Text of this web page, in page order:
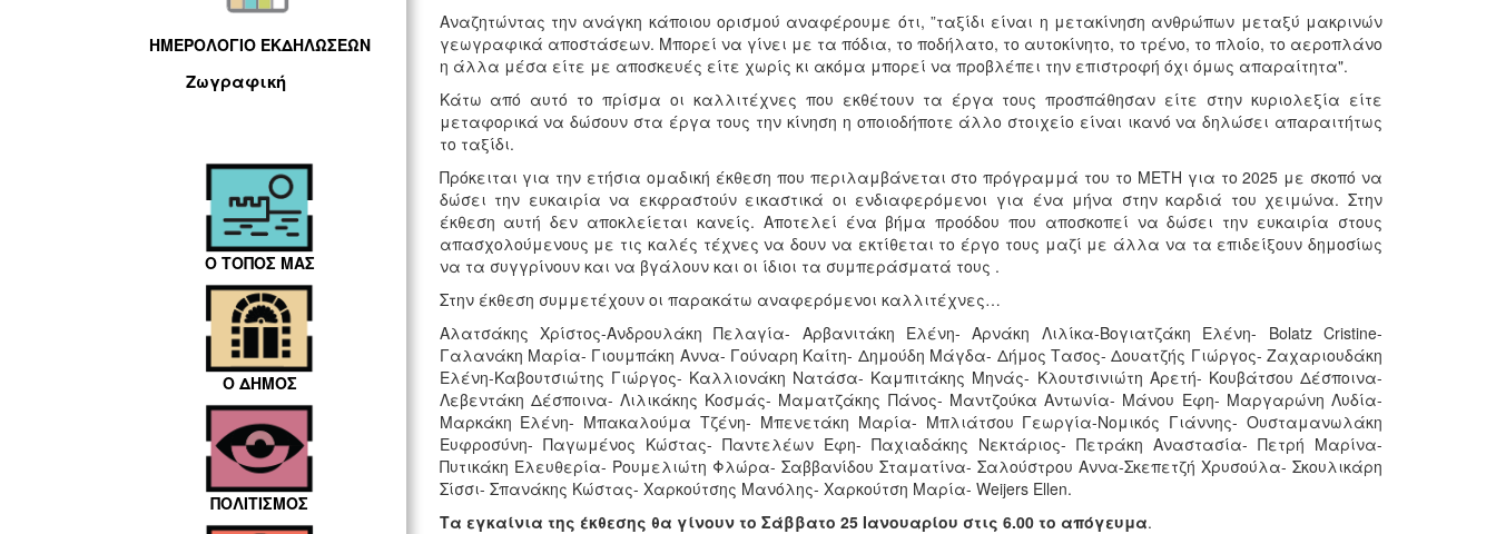
ΗΜΕΡΟΛΟΓΙΟ ΕΚΔΗΛΩΣΕΩΝ
Ζωγραφική
Ο ΤΟΠΟΣ ΜΑΣ
Ο ΔΗΜΟΣ
ΠΟΛΙΤΙΣΜΟΣ
Αναζητώντας την ανάγκη κάποιου ορισμού αναφέρουμε ότι, ”ταξίδι είναι η μετακίνηση ανθρώπων μεταξύ μακρινών
γεωγραφικά αποστάσεων. Μπορεί να γίνει με τα πόδια, το ποδήλατο, το αυτοκίνητο, το τρένο, το πλοίο, το αεροπλάνο
η άλλα μέσα είτε με αποσκευές είτε χωρίς κι ακόμα μπορεί να προβλέπει την επιστροφή όχι όμως απαραίτητα".
Κάτω από αυτό το πρίσμα οι καλλιτέχνες που εκθέτουν τα έργα τους προσπάθησαν είτε στην κυριολεξία είτε
μεταφορικά να δώσουν στα έργα τους την κίνηση η οποιοδήποτε άλλο στοιχείο είναι ικανό να δηλώσει απαραιτήτως
το ταξίδι.
Πρόκειται για την ετήσια ομαδική έκθεση που περιλαμβάνεται στο πρόγραμμά του το ΜΕΤΗ για το 2025 με σκοπό να
δώσει την ευκαιρία να εκφραστούν εικαστικά οι ενδιαφερόμενοι για ένα μήνα στην καρδιά του χειμώνα. Στην
έκθεση αυτή δεν αποκλείεται κανείς. Αποτελεί ένα βήμα προόδου που αποσκοπεί να δώσει την ευκαιρία στους
απασχολούμενους με τις καλές τέχνες να δουν να εκτίθεται το έργο τους μαζί με άλλα να τα επιδείξουν δημοσίως
να τα συγγρίνουν και να βγάλουν και οι ίδιοι τα συμπεράσματά τους .
Στην έκθεση συμμετέχουν οι παρακάτω αναφερόμενοι καλλιτέχνες…
Αλατσάκης Χρίστος-Ανδρουλάκη Πελαγία- Αρβανιτάκη Ελένη- Αρνάκη Λιλίκα-Βογιατζάκη Ελένη- Bolatz Cristine-
Γαλανάκη Μαρία- Γιουμπάκη Αννα- Γούναρη Καίτη- Δημούδη Μάγδα- Δήμος Τασος- Δουατζής Γιώργος- Ζαχαριουδάκη
Ελένη-Καβουτσιώτης Γιώργος- Καλλιονάκη Νατάσα- Καμπιτάκης Μηνάς- Κλουτσινιώτη Αρετή- Κουβάτσου Δέσποινα-
Λεβεντάκη Δέσποινα- Λιλικάκης Κοσμάς- Μαματζάκης Πάνος- Μαντζούκα Αντωνία- Μάνου Εφη- Μαργαρώνη Λυδία-
Μαρκάκη Ελένη- Μπακαλούμα Τζένη- Μπενετάκη Μαρία- Μπλιάτσου Γεωργία-Νομικός Γιάννης- Ουσταμανωλάκη
Ευφροσύνη- Παγωμένος Κώστας- Παντελέων Εφη- Παχιαδάκης Νεκτάριος- Πετράκη Αναστασία- Πετρή Μαρίνα-
Πυτικάκη Ελευθερία- Ρουμελιώτη Φλώρα- Σαββανίδου Σταματίνα- Σαλούστρου Αννα-Σκεπετζή Χρυσούλα- Σκουλικάρη
Σίσσι- Σπανάκης Κώστας- Χαρκούτσης Μανόλης- Χαρκούτση Μαρία- Weijers Ellen.
Τα εγκαίνια της έκθεσης θα γίνουν το Σάββατο 25 Ιανουαρίου στις 6.00 το απόγευμα.